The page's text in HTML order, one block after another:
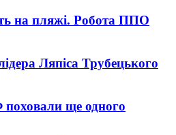
на пляжі. Робота ППО
Ляпіса Трубецького
ще одного